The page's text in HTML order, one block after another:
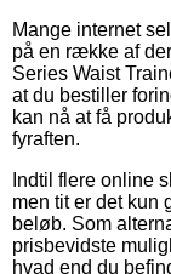
Mange internet
på en række af
Series Waist
at du bestiller
kan nå at få
fyraften.
Indtil flere online
men tit er det
beløb. Som
prisbevidste
hvad end du